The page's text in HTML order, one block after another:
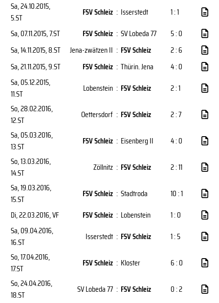
Sa, 24.10.2015,
5.ST
FSV Schleiz : Isserstedt
1 : 1
Sa, 07.11.2015, 7.ST FSV Schleiz : SV Lobeda 77
5 : 0
Sa, 14.11.2015, 8.ST Jena-zwätzen II : FSV Schleiz
2 : 6
Sa, 21.11.2015, 9.ST FSV Schleiz : Thürin. Jena
4 : 0
Sa, 05.12.2015,
11.ST
Lobenstein : FSV Schleiz
2 : 1
So, 28.02.2016,
12.ST
Oettersdorf : FSV Schleiz
2 : 7
Sa, 05.03.2016,
13.ST
FSV Schleiz : Eisenberg II
4 : 0
So, 13.03.2016,
14.ST
Zöllnitz : FSV Schleiz
2 : 11
Sa, 19.03.2016,
15.ST
FSV Schleiz : Stadtroda
10 : 1
Di, 22.03.2016, VF FSV Schleiz : Lobenstein
1 : 0
Sa, 09.04.2016,
16.ST
Isserstedt : FSV Schleiz
1 : 5
So, 17.04.2016,
17.ST
FSV Schleiz : Kloster
6 : 0
So, 24.04.2016,
18.ST
SV Lobeda 77 : FSV Schleiz
0 : 2